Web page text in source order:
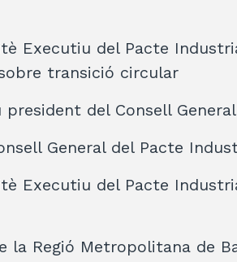
Executiu del Pacte
transició circular
del Consell
General del Pacte
Executiu del Pacte
la Regió Metropolitana de